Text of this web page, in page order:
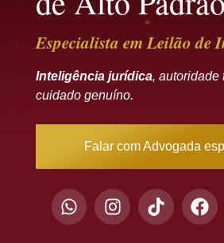
Especialista em Leilão de
Inteligência jurídica, autoridade
cuidado genuíno.
Falar com Advogada